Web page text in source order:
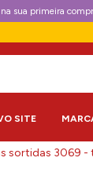
sua primeira
SITE
sortidas 3069 -